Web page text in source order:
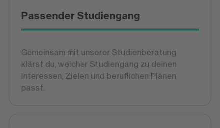
Passender Studiengang
Gemeinsam mit unserer Studienberatung
klärst du, welcher Studiengang zu deinen
Interessen, Zielen und beruflichen Plänen
passt.